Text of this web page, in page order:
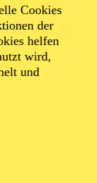
Cookies
der
helfen
wird,
und